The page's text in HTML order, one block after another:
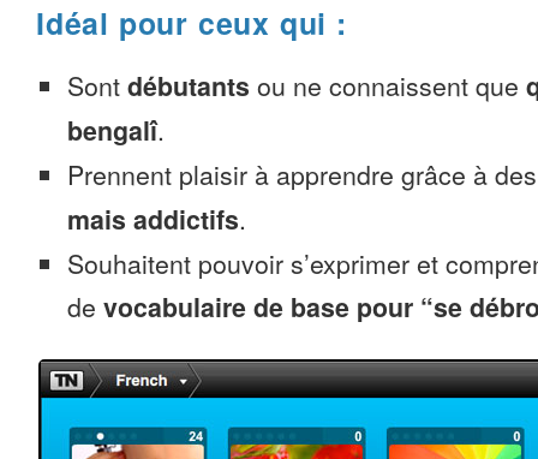
Idéal pour ceux qui :
Sont débutants ou ne connaissent que
bengalî.
Prennent plaisir à apprendre grâce à
mais addictifs.
Souhaitent pouvoir s’exprimer et
de vocabulaire de base pour “se